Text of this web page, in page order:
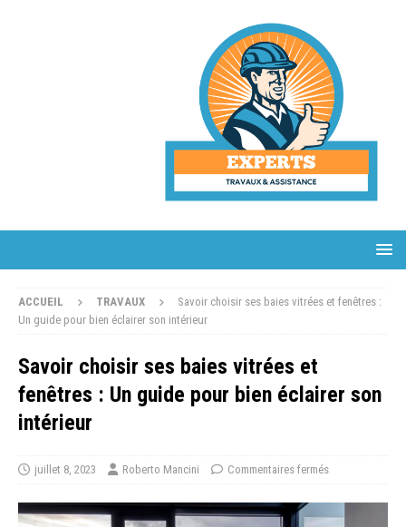
ACCUEIL TRAVAUX
Savoir choisir ses baies vitrées et fenêtres :
Un guide pour bien éclairer son intérieur
Savoir choisir ses baies vitrées et
fenêtres : Un guide pour bien éclairer son
intérieur
juillet 8, 2023 Roberto Mancini Commentaires fermés